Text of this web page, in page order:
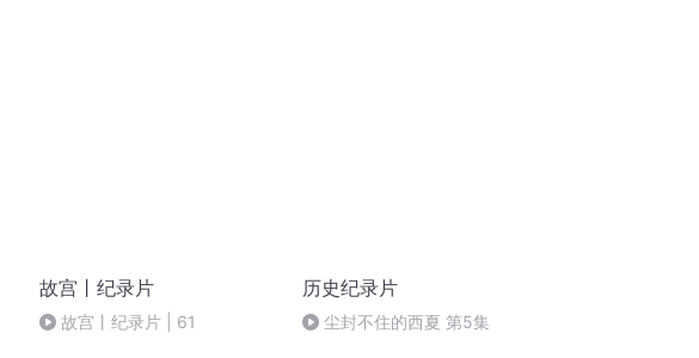
故宫丨纪录片
故宫丨纪录片 | 61
历史纪录片
尘封不住的西夏 第5集